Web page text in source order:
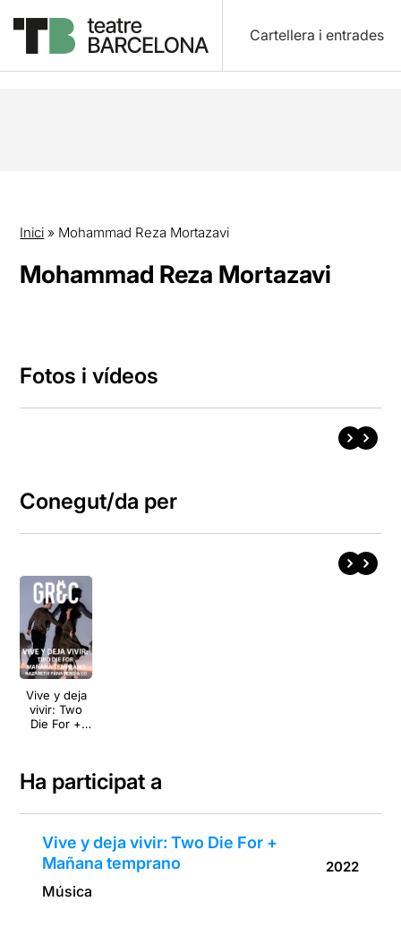
Cartellera i entrades
Inici » Mohammad Reza Mortazavi
Mohammad Reza Mortazavi
Fotos i vídeos
Conegut/da per
Vive y deja
vivir: Two
Die For +
Ha participat a
Vive y deja vivir: Two Die For +
Mañana temprano
Música
2022